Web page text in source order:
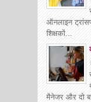
ऑनलाइन
शिक्षकों...
मैनेजर और दो